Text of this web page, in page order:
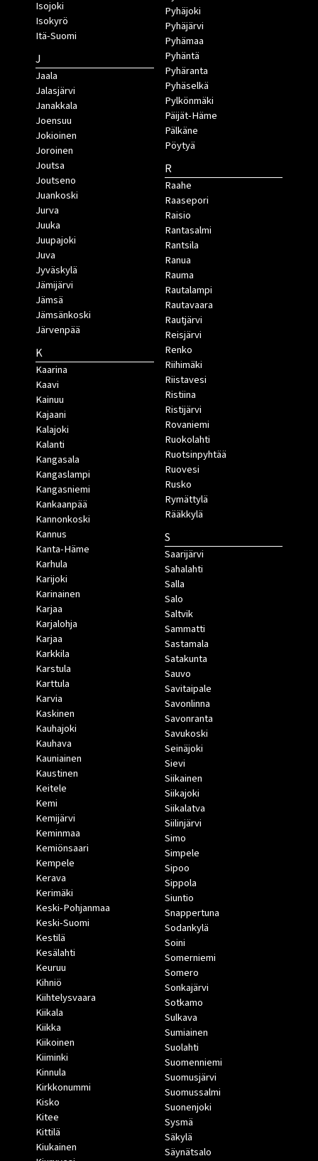
Isojoki
Isokyrö
Itä-Suomi
J
Jaala
Jalasjärvi
Janakkala
Joensuu
Jokioinen
Joroinen
Joutsa
Joutseno
Juankoski
Jurva
Juuka
Juupajoki
Juva
Jyväskylä
Jämijärvi
Jämsä
Jämsänkoski
Järvenpää
K
Kaarina
Kaavi
Kainuu
Kajaani
Kalajoki
Kalanti
Kangasala
Kangaslampi
Kangasniemi
Kankaanpää
Kannonkoski
Kannus
Kanta-Häme
Karhula
Karijoki
Karinainen
Karjaa
Karjalohja
Karjaa
Karkkila
Karstula
Karttula
Karvia
Kaskinen
Kauhajoki
Kauhava
Kauniainen
Kaustinen
Keitele
Kemi
Kemijärvi
Keminmaa
Kemiönsaari
Kempele
Kerava
Kerimäki
Keski-Pohjanmaa
Keski-Suomi
Kestilä
Kesälahti
Keuruu
Kihniö
Kiihtelysvaara
Kiikala
Kiikka
Kiikoinen
Kiiminki
Kinnula
Kirkkonummi
Kisko
Kitee
Kittilä
Kiukainen
Pyhäjoki
Pyhäjärvi
Pyhämaa
Pyhäntä
Pyhäranta
Pyhäselkä
Pylkönmäki
Päijät-Häme
Pälkäne
Pöytyä
R
Raahe
Raasepori
Raisio
Rantasalmi
Rantsila
Ranua
Rauma
Rautalampi
Rautavaara
Rautjärvi
Reisjärvi
Renko
Riihimäki
Riistavesi
Ristiina
Ristijärvi
Rovaniemi
Ruokolahti
Ruotsinpyhtää
Ruovesi
Rusko
Rymättylä
Rääkkylä
S
Saarijärvi
Sahalahti
Salla
Salo
Saltvik
Sammatti
Sastamala
Satakunta
Sauvo
Savitaipale
Savonlinna
Savonranta
Savukoski
Seinäjoki
Sievi
Siikainen
Siikajoki
Siikalatva
Siilinjärvi
Simo
Simpele
Sipoo
Sippola
Siuntio
Snappertuna
Sodankylä
Soini
Somerniemi
Somero
Sonkajärvi
Sotkamo
Sulkava
Sumiainen
Suolahti
Suomenniemi
Suomusjärvi
Suomussalmi
Suonenjoki
Sysmä
Säkylä
Säynätsalo